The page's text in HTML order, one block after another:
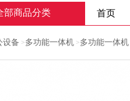
部商品分类 首页
设备 >多功能一体机 >多功能一体机